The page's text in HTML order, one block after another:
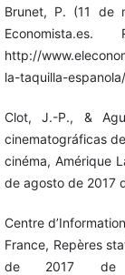
Brunet, P. (11 de
http://
la-taquilla-espanola/
Clot, J.-P., &
cinematográficas
cinéma, Amérique
de agosto de 2017
Centre
France, Repères
de 2017 de